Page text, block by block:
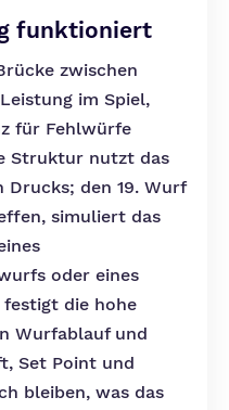
funktioniert
zwischen
im Spiel,
für Fehlwürfe
Struktur nutzt das
Drucks; den 19. Wurf
simuliert das
oder eines
festigt die hohe
Wurfablauf und
Set Point und
bleiben, was das